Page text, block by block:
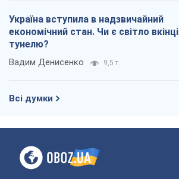
Україна вступила в надзвичайний
економічний стан. Чи є світло вкінці
тунелю?
Вадим Денисенко 9,5 т.
Всі думки